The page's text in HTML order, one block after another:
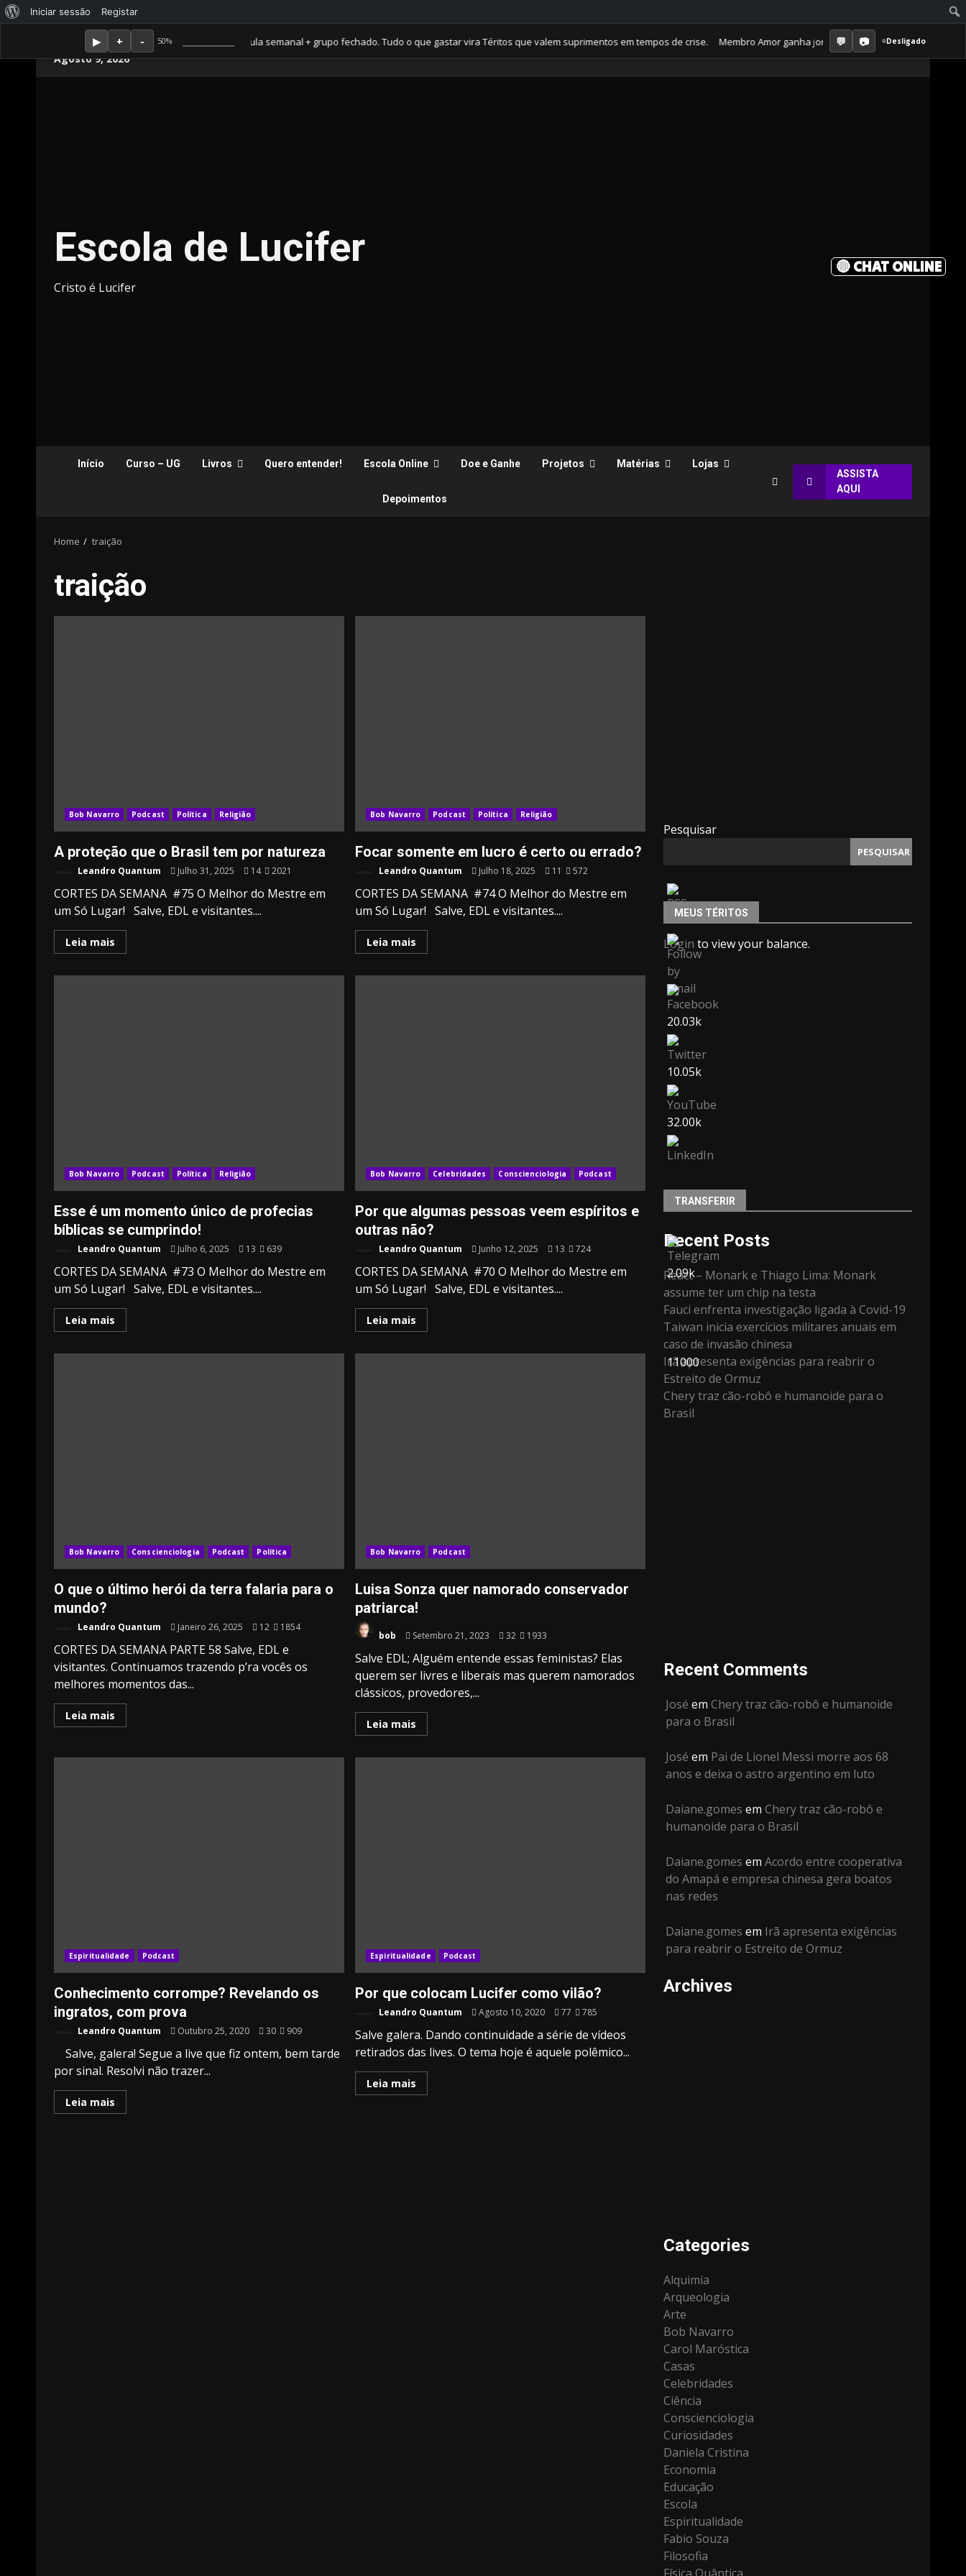
50%
Membro Amor ganha jornal mensal + aula semanal + grupo fechado. Tudo o que gastar vira Téritos que valem suprimentos em tempos de crise. Membro Amor ganha jornal mensal + aula semanal +
Desligado
Sobre
WordPress
Iniciar sessão Registar
Agosto 9, 2026
Escola de Lucifer
Cristo é Lucifer
🔴 CHAT ONLINE
Início Curso – UG Livros Quero entender! Escola Online Doe e Ganhe Projetos Matérias Lojas
Depoimentos
ASSISTA
AQUI
Home traição
traição
Bob Navarro Podcast Política Religião
A proteção que o Brasil tem por natureza
Leandro Quantum Julho 31, 2025 14 2021
CORTES DA SEMANA #75 O Melhor do Mestre em
um Só Lugar! Salve, EDL e visitantes....
Leia mais
Bob Navarro Podcast Política Religião
Focar somente em lucro é certo ou errado?
Leandro Quantum Julho 18, 2025 11 572
CORTES DA SEMANA #74 O Melhor do Mestre em
um Só Lugar! Salve, EDL e visitantes....
Leia mais
Bob Navarro Podcast Política Religião
Esse é um momento único de profecias
bíblicas se cumprindo!
Leandro Quantum Julho 6, 2025 13 639
CORTES DA SEMANA #73 O Melhor do Mestre em
um Só Lugar! Salve, EDL e visitantes....
Leia mais
Bob Navarro Celebridades Conscienciologia Podcast
Por que algumas pessoas veem espíritos e
outras não?
Leandro Quantum Junho 12, 2025 13 724
CORTES DA SEMANA #70 O Melhor do Mestre em
um Só Lugar! Salve, EDL e visitantes....
Leia mais
Bob Navarro Conscienciologia Podcast Política
O que o último herói da terra falaria para o
mundo?
Leandro Quantum Janeiro 26, 2025 12 1854
CORTES DA SEMANA PARTE 58 Salve, EDL e
visitantes. Continuamos trazendo p’ra vocês os
melhores momentos das...
Leia mais
Bob Navarro Podcast
Luisa Sonza quer namorado conservador
patriarca!
bob Setembro 21, 2023 32 1933
Salve EDL; Alguém entende essas feministas? Elas
querem ser livres e liberais mas querem namorados
clássicos, provedores,...
Leia mais
Espiritualidade Podcast
Conhecimento corrompe? Revelando os
ingratos, com prova
Leandro Quantum Outubro 25, 2020 30 909
Salve, galera! Segue a live que fiz ontem, bem tarde
por sinal. Resolvi não trazer...
Leia mais
Espiritualidade Podcast
Por que colocam Lucifer como vilão?
Leandro Quantum Agosto 10, 2020 77 785
Salve galera. Dando continuidade a série de vídeos
retirados das lives. O tema hoje é aquele polêmico...
Leia mais
Pesquisar
PESQUISAR
20.03k
10.05k
32.00k
3.91k
2.09k
11000
MEUS TÉRITOS
Login to view your balance.
TRANSFERIR
Recent Posts
React – Monark e Thiago Lima: Monark
assume ter um chip na testa
Fauci enfrenta investigação ligada à Covid-19
Taiwan inicia exercícios militares anuais em
caso de invasão chinesa
Irã apresenta exigências para reabrir o
Estreito de Ormuz
Chery traz cão-robô e humanoide para o
Brasil
Recent Comments
José emChery traz cão-robô e humanoide
para o Brasil
José em Pai de Lionel Messi morre aos 68
anos e deixa o astro argentino em luto
Daiane.gomes emChery traz cão-robô e
humanoide para o Brasil
Daiane.gomes emAcordo entre cooperativa
do Amapá e empresa chinesa gera boatos
nas redes
Daiane.gomes em Irã apresenta exigências
para reabrir o Estreito de Ormuz
Archives
Categories
Alquimia
Arqueologia
Arte
Bob Navarro
Carol Maróstica
Casas
Celebridades
Ciência
Conscienciologia
Curiosidades
Daniela Cristina
Economia
Educação
Escola
Espiritualidade
Fabio Souza
Filosofia